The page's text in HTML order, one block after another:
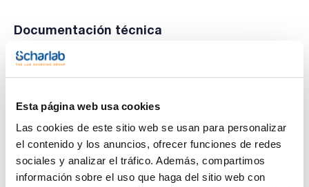
Esta página web usa cookies
Las cookies de este sitio web se usan para personalizar
el contenido y los anuncios, ofrecer funciones de redes
sociales y analizar el tráfico. Además, compartimos
información sobre el uso que haga del sitio web con
Documentación técnica
TDS / Ficha técnica
Regístrate para
Regístrate para
SDS/ Hoja de seguridad
Regístrate para
descargas
Los productos marcados con esta imagen son